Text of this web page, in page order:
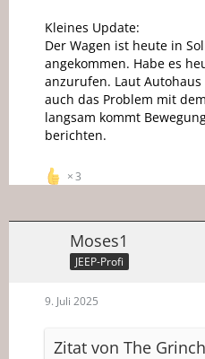
Kleines Update:
Der Wagen ist heute in
angekommen. Habe es
anzurufen. Laut
auch das Problem mit
langsam kommt
berichten.
3
Moses1
JEEP-Profi
9. Juli 2025
Zitat von The Grinch